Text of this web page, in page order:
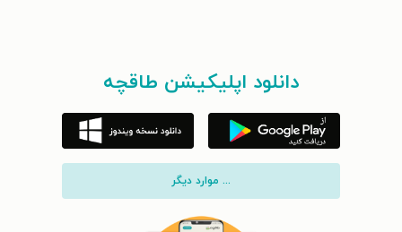
دانلود اپلیکیشن طاقچه
... موارد دیگر